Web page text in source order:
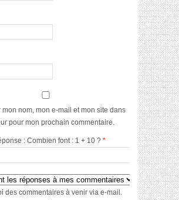
mon nom, mon e-mail et mon site dans
pour mon prochain commentaire.
: Combien font : 1 + 10 ? *
des commentaires à venir via e-mail.